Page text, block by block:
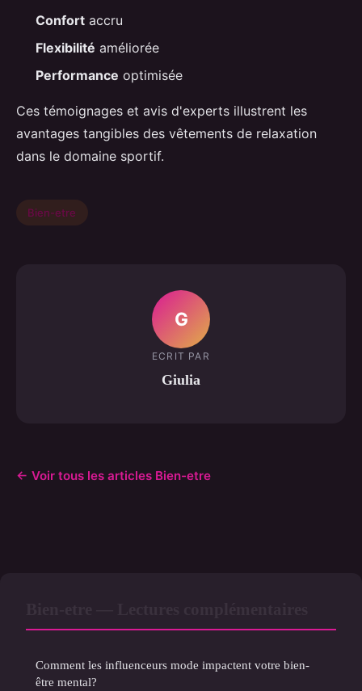
Confort accru
Flexibilité améliorée
Performance optimisée
Ces témoignages et avis d'experts illustrent les
avantages tangibles des vêtements de relaxation
dans le domaine sportif.
Bien-etre
G
ECRIT PAR
Giulia
← Voir tous les articles Bien-etre
Comment les influenceurs mode impactent votre bien-
être mental?